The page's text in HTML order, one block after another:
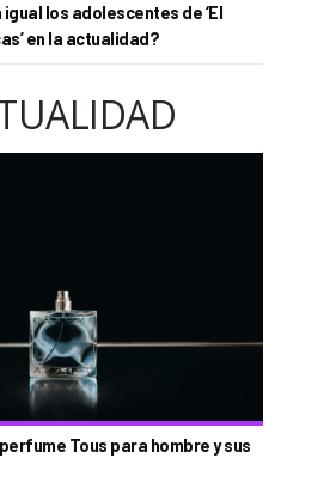
los adolescentes de ‘El
en la actualidad?
Tous para hombre y sus